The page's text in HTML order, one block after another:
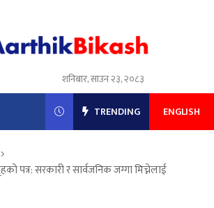
शनिबार, साउन २३, २०८३
TRENDING ENGLISH
पत्र: सरकारी र सार्वजनिक जग्गा मिच्नेलाई